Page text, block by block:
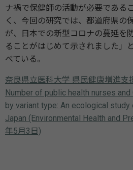
ナ禍で保健師の活動が必要である
く、今回の研究では、都道府県の
が、日本での新型コロナの蔓延を
ることがはじめて示されました」
べている。
奈良県立医科大学 県民健康増進支
Number of public health nurses
by variant type: An ecological
Japan (Environmental Health and
年5月3日)